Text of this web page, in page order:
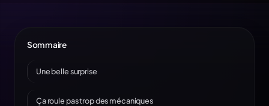
Sommaire
Une belle surprise
Ça roule pas trop des mécaniques